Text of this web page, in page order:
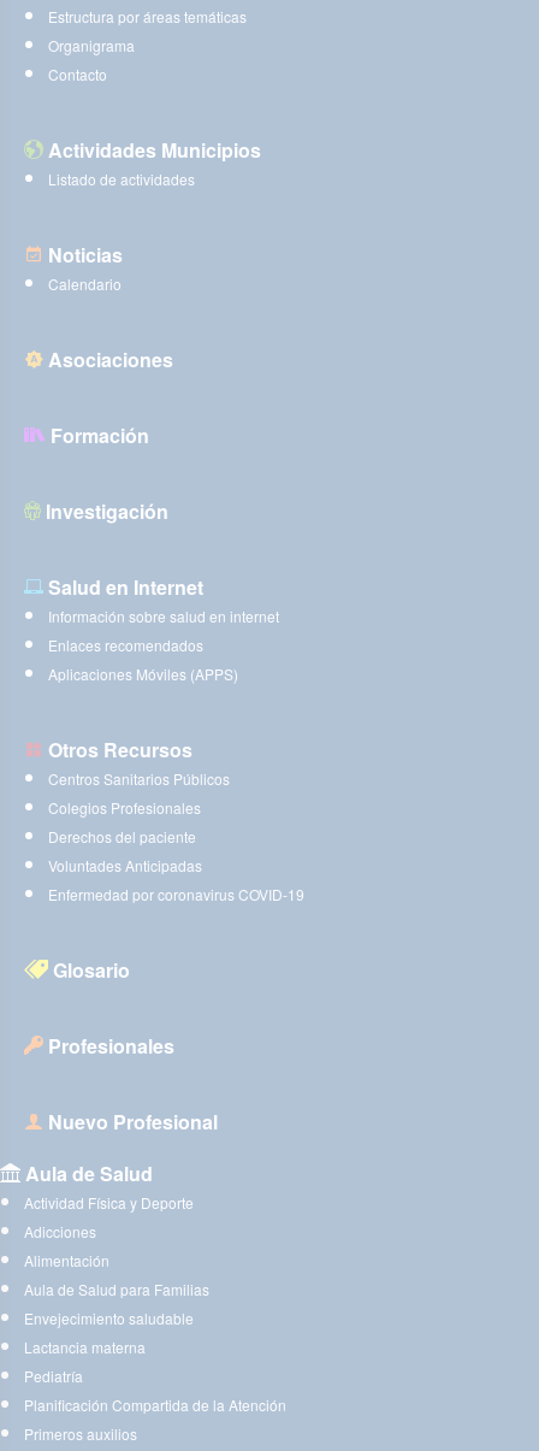
Estructura por áreas temáticas
Organigrama
Contacto
Actividades Municipios
Listado de actividades
Noticias
Calendario
Asociaciones
Formación
Investigación
Salud en Internet
Información sobre salud en internet
Enlaces recomendados
Aplicaciones Móviles (APPS)
Otros Recursos
Centros Sanitarios Públicos
Colegios Profesionales
Derechos del paciente
Voluntades Anticipadas
Enfermedad por coronavirus COVID-19
Glosario
Profesionales
Nuevo Profesional
Aula de Salud
Actividad Física y Deporte
Adicciones
Alimentación
Aula de Salud para Familias
Envejecimiento saludable
Lactancia materna
Pediatría
Planificación Compartida de la Atención
Primeros auxilios